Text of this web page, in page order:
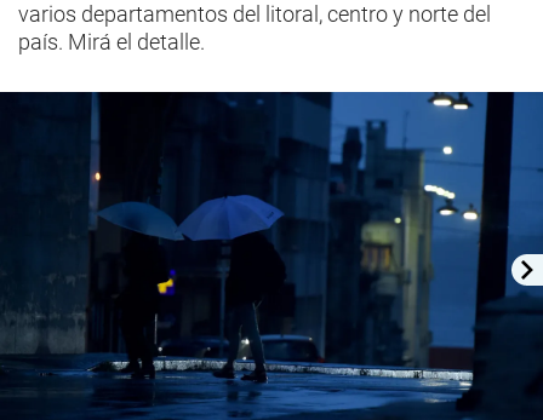
varios departamentos del litoral, centro y norte del
país. Mirá el detalle.